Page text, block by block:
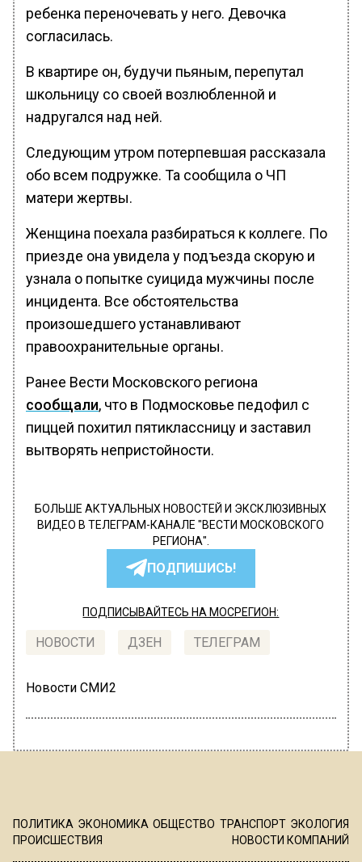
ребенка переночевать у него. Девочка
согласилась.
В квартире он, будучи пьяным, перепутал
школьницу со своей возлюбленной и
надругался над ней.
Следующим утром потерпевшая рассказала
обо всем подружке. Та сообщила о ЧП
матери жертвы.
Женщина поехала разбираться к коллеге. По
приезде она увидела у подъезда скорую и
узнала о попытке суицида мужчины после
инцидента. Все обстоятельства
произошедшего устанавливают
правоохранительные органы.
Ранее Вести Московского региона
сообщали, что в Подмосковье педофил с
пиццей похитил пятиклассницу и заставил
вытворять непристойности.
БОЛЬШЕ АКТУАЛЬНЫХ НОВОСТЕЙ И ЭКСКЛЮЗИВНЫХ
ВИДЕО В ТЕЛЕГРАМ-КАНАЛЕ "ВЕСТИ МОСКОВСКОГО
РЕГИОНА".
ПОДПИШИСЬ!
ПОДПИСЫВАЙТЕСЬ НА МОСРЕГИОН:
НОВОСТИ ДЗЕН ТЕЛЕГРАМ
Новости СМИ2
ПОЛИТИКА ЭКОНОМИКА ОБЩЕСТВО ТРАНСПОРТ ЭКОЛОГИЯ
ПРОИСШЕСТВИЯ
НОВОСТИ КОМПАНИЙ